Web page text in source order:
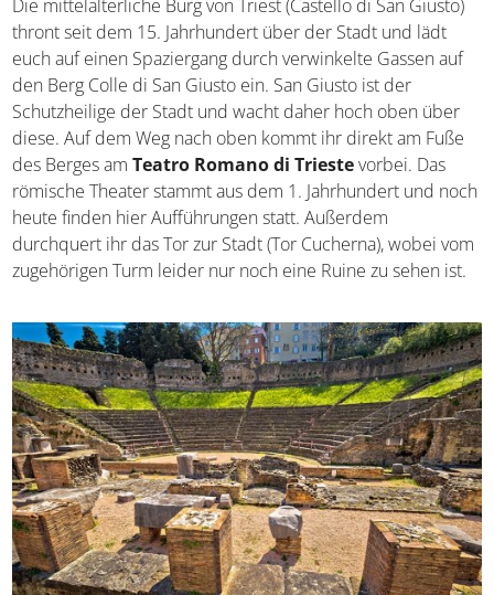
thront seit dem 15. Jahrhundert über der Stadt und lädt
euch auf einen Spaziergang durch verwinkelte Gassen auf
den Berg Colle di San Giusto ein. San Giusto ist der
Schutzheilige der Stadt und wacht daher hoch oben über
diese. Auf dem Weg nach oben kommt ihr direkt am Fuße
des Berges am Teatro Romano di Triestevorbei. Das
römische Theater stammt aus dem 1. Jahrhundert und
noch heute finden hier Aufführungen statt. Außerdem
durchquert ihr das Tor zur Stadt (Tor Cucherna), wobei
vom zugehörigen Turm leider nur noch eine Ruine zu
sehen ist.